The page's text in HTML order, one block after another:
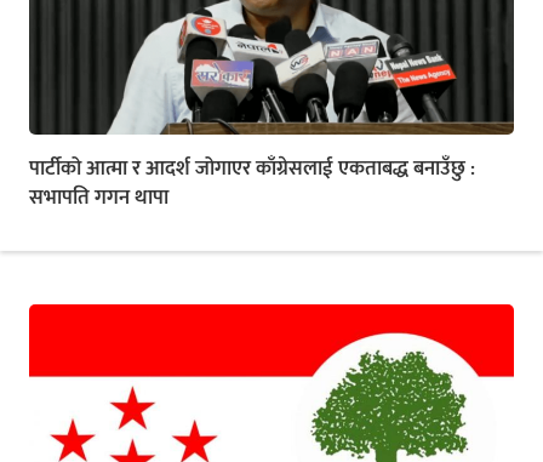
पार्टीको आत्मा र आदर्श जोगाएर काँग्रेसलाई एकताबद्ध बनाउँछु :
सभापति गगन थापा